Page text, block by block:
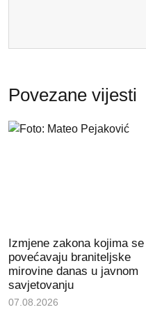
Povezane vijesti
Izmjene zakona kojima se
povećavaju braniteljske
mirovine danas u javnom
savjetovanju
07.08.2026